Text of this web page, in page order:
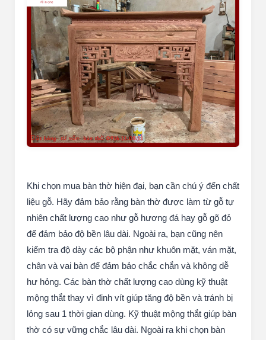
Khi chọn mua bàn thờ hiện đại, bạn cần chú ý đến chất
liệu gỗ. Hãy đảm bảo rằng bàn thờ được làm từ gỗ tự
nhiên chất lượng cao như gỗ hương đá hay gỗ gõ đỏ
để đảm bảo độ bền lâu dài. Ngoài ra, bạn cũng nên
kiểm tra độ dày các bộ phận như khuôn mặt, ván mặt,
chân và vai bàn để đảm bảo chắc chắn và không dễ
hư hỏng. Các bàn thờ chất lượng cao dùng kỹ thuật
mộng thắt thay vì đinh vít giúp tăng độ bền và tránh bị
lỏng sau 1 thời gian dùng. Kỹ thuật mộng thắt giúp bàn
thờ có sự vững chắc lâu dài. Ngoài ra khi chọn bàn